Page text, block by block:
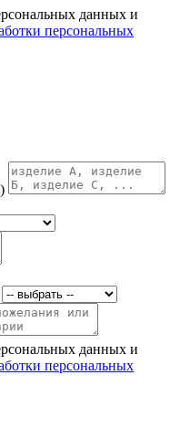
данных и
персональных
данных и
персональных